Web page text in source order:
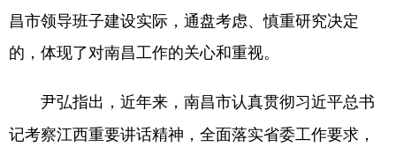
昌市领导班子建设实际，通盘考虑、慎重研究决定
的，体现了对南昌工作的关心和重视。
尹弘指出， 近年来，南昌市认真贯彻习近平总书
记考察江西重要讲话精神，全面落实省委工作要求，